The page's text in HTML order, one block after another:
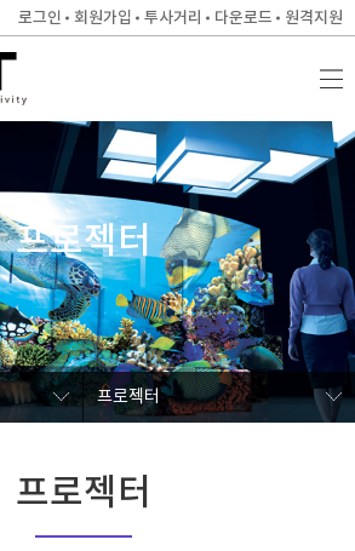
로그인 회원가입 투사거리 다운로드 원격지원
프로젝터
프로젝터
프로젝터